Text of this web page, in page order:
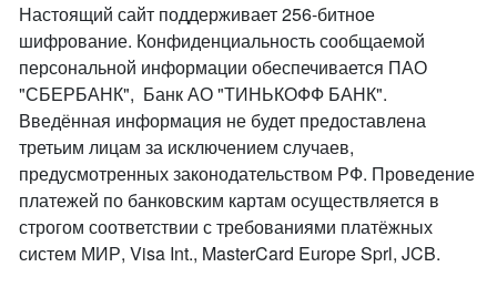
Настоящий сайт поддерживает 256-битное
шифрование. Конфиденциальность сообщаемой
персональной информации обеспечивается ПАО
"СБЕРБАНК", Банк АО "ТИНЬКОФФ БАНК".
Введённая информация не будет предоставлена
третьим лицам за исключением случаев,
предусмотренных законодательством РФ. Проведение
платежей по банковским картам осуществляется в
строгом соответствии с требованиями платёжных
систем МИР, Visa Int., MasterCard Europe Sprl, JCB.